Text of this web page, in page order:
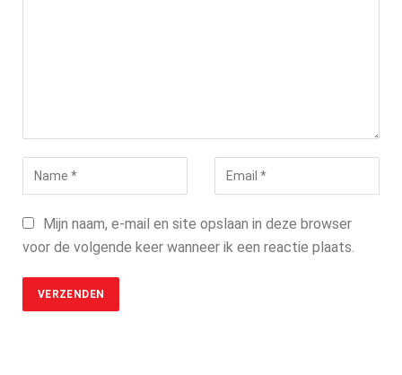
Mijn naam, e-mail en site opslaan in deze browser
voor de volgende keer wanneer ik een reactie plaats.